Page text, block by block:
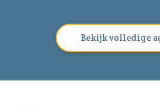
Bekijk volledige